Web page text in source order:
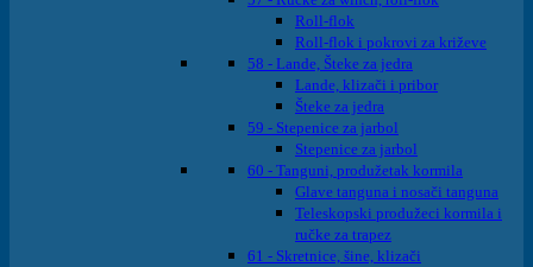
Roll-flok
Roll-flok i pokrovi za križeve
58 - Lande, Šteke za jedra
Lande, klizači i pribor
Šteke za jedra
59 - Stepenice za jarbol
Stepenice za jarbol
60 - Tanguni, produžetak kormila
Glave tanguna i nosači tanguna
Teleskopski produžeci kormila i
ručke za trapez
61 - Skretnice, šine, klizači